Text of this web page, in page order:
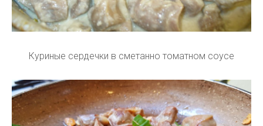
Куриные сердечки в сметанно томатном соусе